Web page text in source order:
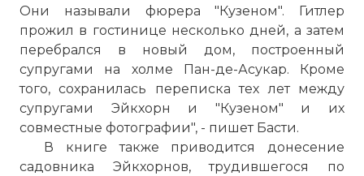
Они называли фюрера "Кузеном". Гитлер
прожил в гостинице несколько дней, а затем
перебрался в новый дом, построенный
супругами на холме Пан-де-Асукар. Кроме
того, сохранилась переписка тех лет между
супругами Эйкхорн и "Кузеном" и их
совместные фотографии", - пишет Басти.
В книге также приводится донесение
садовника Эйкхорнов, трудившегося по
Смерть Гитлера 30 апреля 1945 года
Имя: